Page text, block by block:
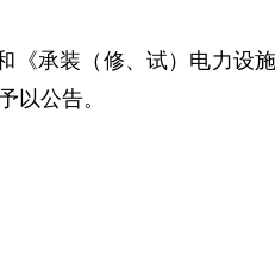
《承装（修、试）电力设
以公告。